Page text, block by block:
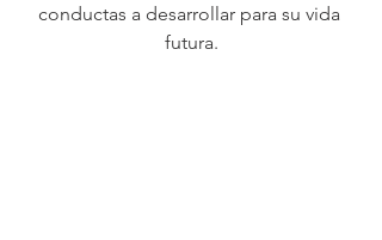
conductas a desarrollar para su vida
futura.